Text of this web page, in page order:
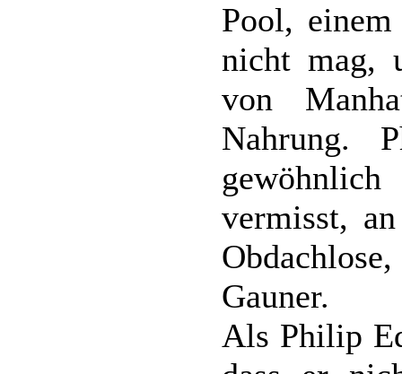
Pool,
nicht mag,
von
Nahrung.
vermisst,
Gauner.
Als Philip